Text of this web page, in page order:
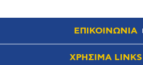
ΕΠΙΚΟΙΝΩΝΙΑ
ΧΡΗΣΙΜΑ LINKS